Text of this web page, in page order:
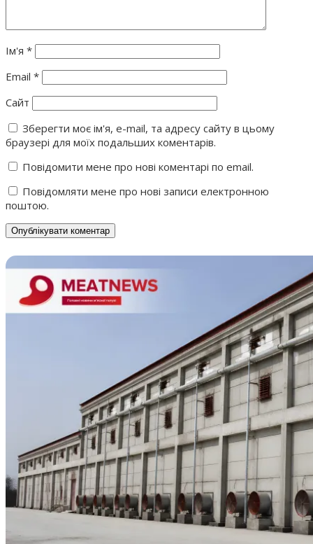
Ім'я *
Email *
Сайт
Зберегти моє ім'я, e-mail, та адресу сайту в цьому
браузері для моїх подальших коментарів.
Повідомити мене про нові коментарі по email.
Повідомляти мене про нові записи електронною
поштою.